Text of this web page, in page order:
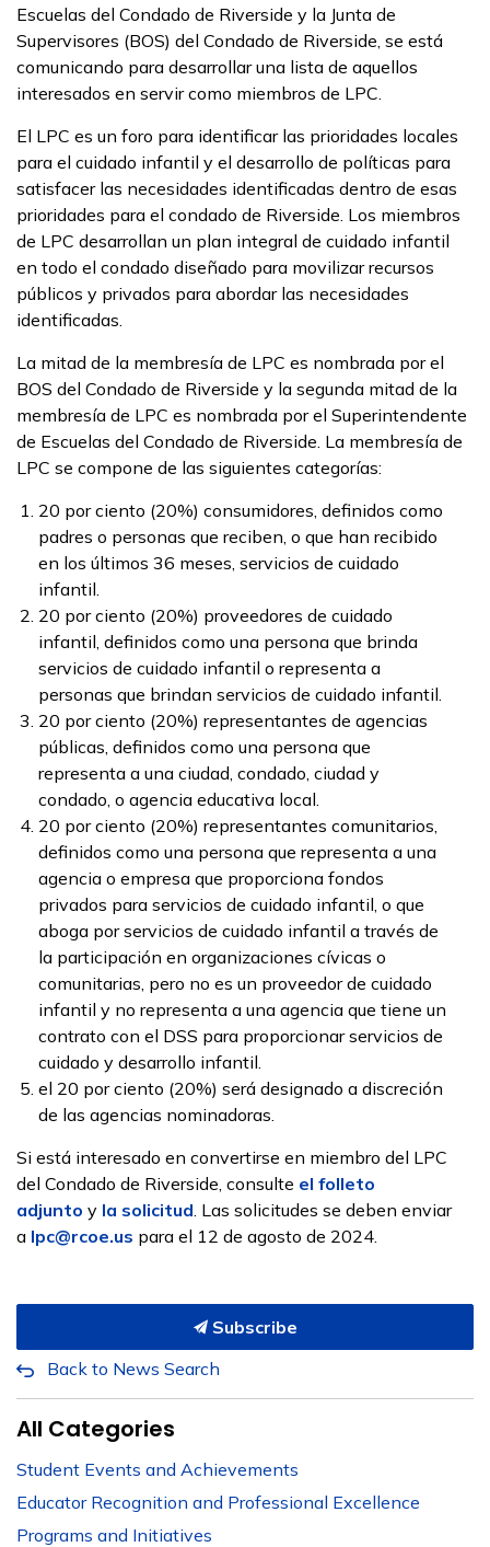
Escuelas del Condado de Riverside y la Junta de
Supervisores (BOS) del Condado de Riverside, se está
comunicando para desarrollar una lista de aquellos
interesados en servir como miembros de LPC.
El LPC es un foro para identificar las prioridades locales
para el cuidado infantil y el desarrollo de políticas para
satisfacer las necesidades identificadas dentro de esas
prioridades para el condado de Riverside. Los miembros
de LPC desarrollan un plan integral de cuidado infantil
en todo el condado diseñado para movilizar recursos
públicos y privados para abordar las necesidades
identificadas.
La mitad de la membresía de LPC es nombrada por el
BOS del Condado de Riverside y la segunda mitad de la
membresía de LPC es nombrada por el Superintendente
de Escuelas del Condado de Riverside. La membresía de
LPC se compone de las siguientes categorías:
20 por ciento (20%) consumidores, definidos como
padres o personas que reciben, o que han recibido
en los últimos 36 meses, servicios de cuidado
infantil.
20 por ciento (20%) proveedores de cuidado
infantil, definidos como una persona que brinda
servicios de cuidado infantil o representa a
personas que brindan servicios de cuidado infantil.
20 por ciento (20%) representantes de agencias
públicas, definidos como una persona que
representa a una ciudad, condado, ciudad y
condado, o agencia educativa local.
20 por ciento (20%) representantes comunitarios,
definidos como una persona que representa a una
agencia o empresa que proporciona fondos
privados para servicios de cuidado infantil, o que
aboga por servicios de cuidado infantil a través de
la participación en organizaciones cívicas o
comunitarias, pero no es un proveedor de cuidado
infantil y no representa a una agencia que tiene un
contrato con el DSS para proporcionar servicios de
cuidado y desarrollo infantil.
el 20 por ciento (20%) será designado a discreción
de las agencias nominadoras.
Si está interesado en convertirse en miembro del LPC
del Condado de Riverside, consulte el folleto
adjunto y la solicitud. Las solicitudes se deben enviar
a lpc@rcoe.us para el 12 de agosto de 2024.
Subscribe
Back to News Search
All Categories
Student Events and Achievements
Educator Recognition and Professional Excellence
Programs and Initiatives